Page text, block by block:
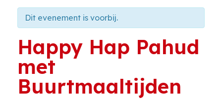
Dit evenement is voorbij.
Happy Hap Pahud
met
Buurtmaaltijden